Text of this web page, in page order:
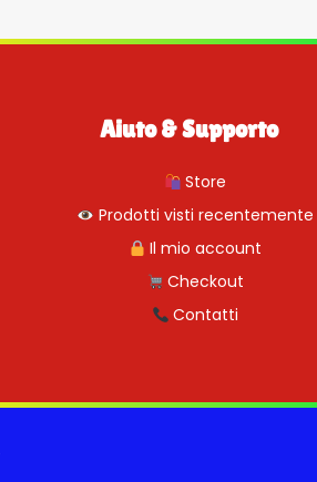
Aiuto & Supporto
Store
Prodotti visti recentemente
Il mio account
Checkout
Contatti